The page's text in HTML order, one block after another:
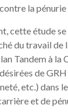
la pénurie
cette étude se
du travail de
Tandem à la
de
etc.) dans
et de